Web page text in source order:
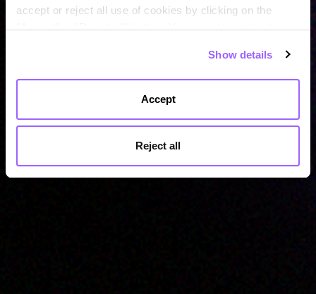
accept or reject all use of cookies by clicking on the
"Accept" or "Reject all" button. You can also set and save
out more about the use of cookies and your rights in our
Cookies Policy
Show details
Accept
Reject all